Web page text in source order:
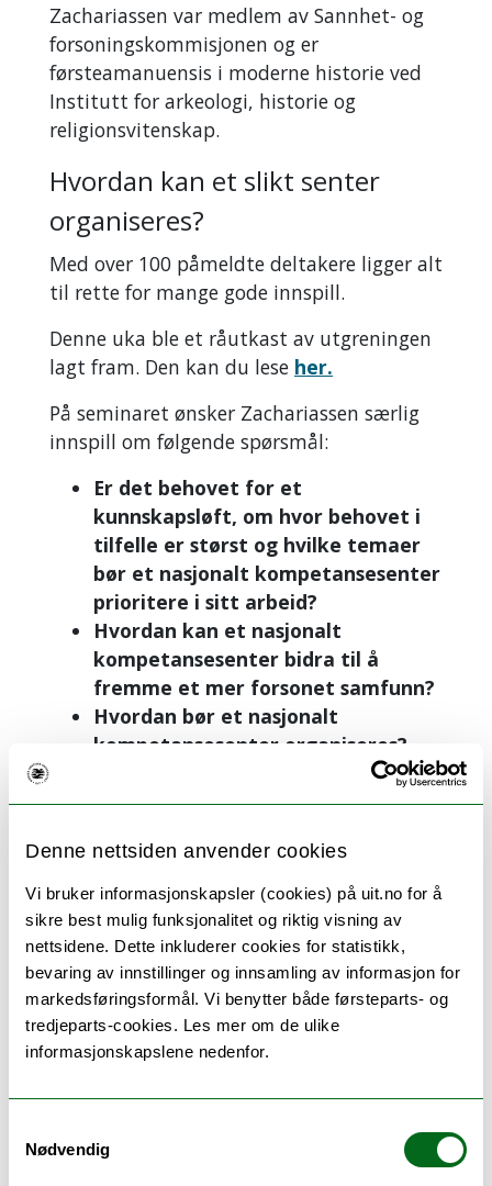
Denne nettsiden anvender cookies
Vi bruker informasjonskapsler (cookies) på uit.no for å
sikre best mulig funksjonalitet og riktig visning av
nettsidene. Dette inkluderer cookies for statistikk,
bevaring av innstillinger og innsamling av informasjon for
markedsføringsformål. Vi benytter både førsteparts- og
tredjeparts-cookies. Les mer om de ulike
informasjonskapslene nedenfor.
Nødvendig
Zachariassen var medlem av Sannhet- og
forsoningskommisjonen og er
førsteamanuensis i moderne historie ved
Institutt for arkeologi, historie og
religionsvitenskap.
Hvordan kan et slikt senter
organiseres?
Med over 100 påmeldte deltakere ligger alt
til rette for mange gode innspill.
Denne uka ble et råutkast av utgreningen
lagt fram. Den kan du lese her.
På seminaret ønsker Zachariassen særlig
innspill om følgende spørsmål:
Er det behovet for et
kunnskapsløft, om hvor behovet i
tilfelle er størst og hvilke temaer
bør et nasjonalt kompetansesenter
prioritere i sitt arbeid?
Hvordan kan et nasjonalt
kompetansesenter bidra til å
fremme et mer forsonet samfunn?
Hvordan bør et nasjonalt
kompetansesenter organiseres?
Veien videre
Et førsteutkast av den ferdige utredningen
den ut på høring i tre uker.
– Da blir det igjen mulig for folk å komme
med innspill, sier Zachariassen.
Utredning skal oversendes
Kunnskapsdepartementet innen 15.
å delta på seminaret? Da kan du sende